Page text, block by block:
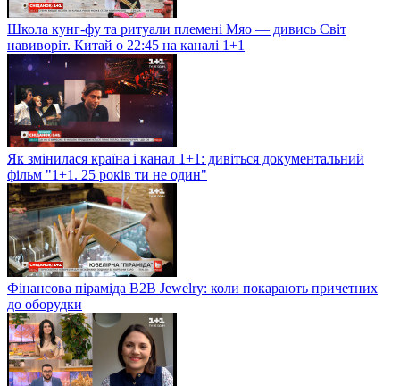
Школа кунг-фу та ритуали племені Мяо — дивись Світ
навиворіт. Китай о 22:45 на каналі 1+1
Як змінилася країна і канал 1+1: дивіться документальний
фільм "1+1. 25 років ти не один"
Фінансова піраміда B2B Jewelry: коли покарають причетних
до оборудки